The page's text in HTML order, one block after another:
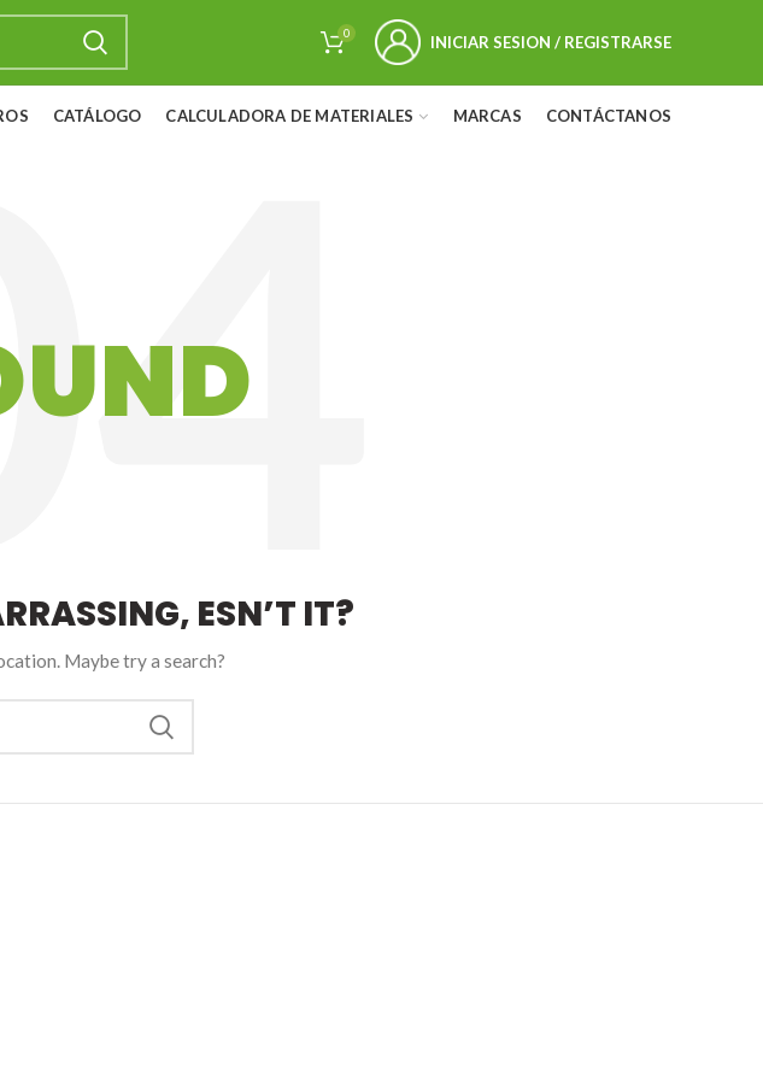
0 INICIAR SESION / REGISTRARSE
CATÁLOGO CALCULADORA DE MATERIALES MARCAS CONTÁCTANOS
ESN’T IT?
Maybe try a search?